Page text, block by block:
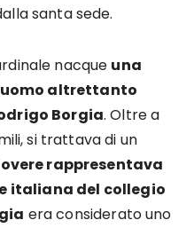
santa sede.
nacque una
altrettanto
Borgia. Oltre a
si trattava di un
rappresentava
italiana del collegio
era considerato uno